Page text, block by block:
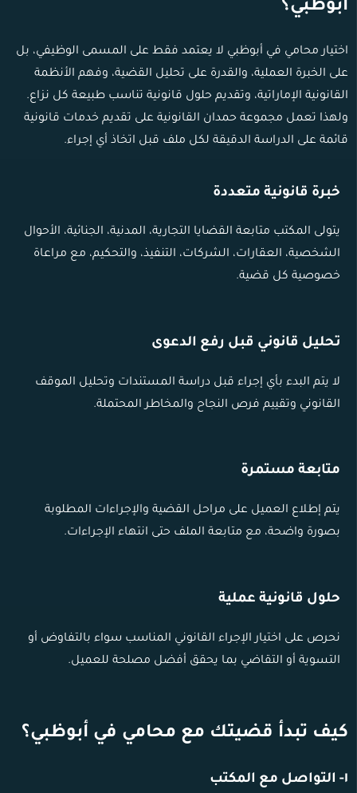
أبوظبي؟
اختيار محامي في أبوظبي لا يعتمد فقط على المسمى الوظيفي، بل
على الخبرة العملية، والقدرة على تحليل القضية، وفهم الأنظمة
القانونية الإماراتية، وتقديم حلول قانونية تناسب طبيعة كل نزاع.
ولهذا تعمل مجموعة حمدان القانونية على تقديم خدمات قانونية
قائمة على الدراسة الدقيقة لكل ملف قبل اتخاذ أي إجراء.
خبرة قانونية متعددة
يتولى المكتب متابعة القضايا التجارية، المدنية، الجنائية، الأحوال
الشخصية، العقارات، الشركات، التنفيذ، والتحكيم، مع مراعاة
خصوصية كل قضية.
تحليل قانوني قبل رفع الدعوى
لا يتم البدء بأي إجراء قبل دراسة المستندات وتحليل الموقف
القانوني وتقييم فرص النجاح والمخاطر المحتملة.
متابعة مستمرة
يتم إطلاع العميل على مراحل القضية والإجراءات المطلوبة
بصورة واضحة، مع متابعة الملف حتى انتهاء الإجراءات.
حلول قانونية عملية
نحرص على اختيار الإجراء القانوني المناسب سواء بالتفاوض أو
التسوية أو التقاضي بما يحقق أفضل مصلحة للعميل.
كيف تبدأ قضيتك مع محامي في أبوظبي؟
١- التواصل مع المكتب